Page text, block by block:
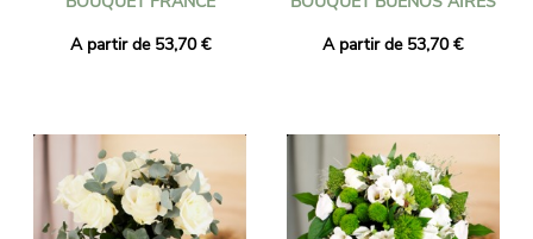
A partir de 53,70 €
A partir de 53,70 €